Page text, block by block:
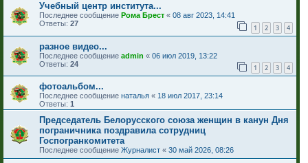
Учебный центр института...
Последнее сообщение Рома Брест « 08 авг 2023, 14:41
Ответы: 27 1 2 3 4
разное видео...
Последнее сообщение admin « 06 июл 2019, 13:22
Ответы: 24 1 2 3 4
фотоальбом...
Последнее сообщение наталья « 18 июл 2017, 23:14
Ответы: 1
Председатель Белорусского союза женщин в канун Дня
пограничника поздравила сотрудниц
Госпогранкомитета
Последнее сообщение Журналист « 30 май 2026, 08:26